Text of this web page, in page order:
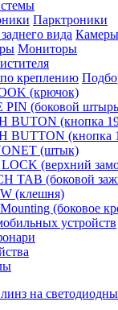
Парктроники
Камеры
Мониторы
(крючок)
PIN (боковой
BUTON (кнопка
BUTTON (кнопка
(штык)
(верхний
TAB (боковой
(клешня)
(боковое
устройств